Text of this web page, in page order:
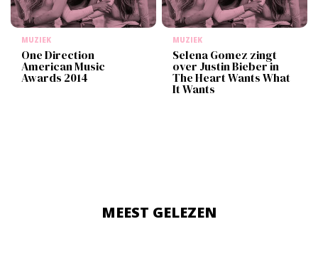
MUZIEK
One Direction
American Music
Awards 2014
MUZIEK
Selena Gomez zingt
over Justin Bieber in
The Heart Wants What
It Wants
MEEST GELEZEN